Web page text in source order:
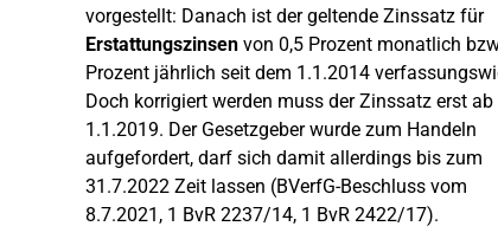
vorgestellt: Danach ist der geltende Zinssatz für
Erstattungszinsen von 0,5 Prozent monatlich
Prozent jährlich seit dem 1.1.2014
Doch korrigiert werden muss der Zinssatz erst ab
1.1.2019. Der Gesetzgeber wurde zum Handeln
aufgefordert, darf sich damit allerdings bis zum
31.7.2022 Zeit lassen (BVerfG-Beschluss vom
8.7.2021, 1 BvR 2237/14, 1 BvR 2422/17).